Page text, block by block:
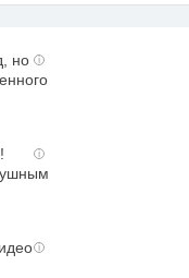
i
но
i
i